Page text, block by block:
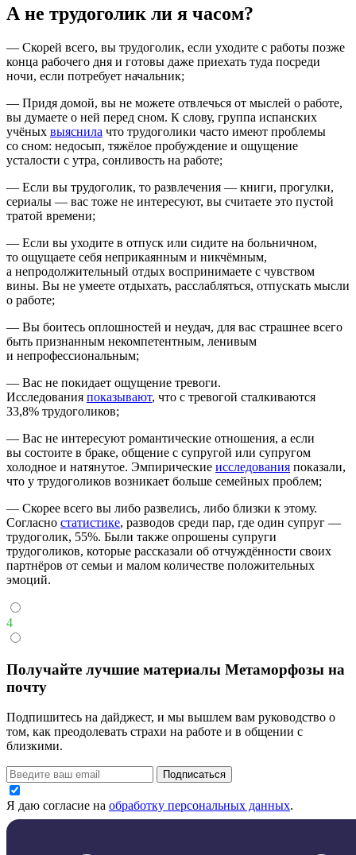
А не трудоголик ли я часом?
— Скорей всего, вы трудоголик, если уходите с работы позже
конца рабочего дня и готовы даже приехать туда посреди
ночи, если потребует начальник;
— Придя домой, вы не можете отвлечься от мыслей о работе,
вы думаете о ней перед сном. К слову, группа испанских
учёных выяснила что трудоголики часто имеют проблемы
со сном: недосып, тяжёлое пробуждение и ощущение
усталости с утра, сонливость на работе;
— Если вы трудоголик, то развлечения — книги, прогулки,
сериалы — вас тоже не интересуют, вы считаете это пустой
тратой времени;
— Если вы уходите в отпуск или сидите на больничном,
то ощущаете себя неприкаянным и никчёмным,
а непродолжительный отдых воспринимаете с чувством
вины. Вы не умеете отдыхать, расслабляться, отпускать мысли
о работе;
— Вы боитесь оплошностей и неудач, для вас страшнее всего
быть признанным некомпетентным, ленивым
и непрофессиональным;
— Вас не покидает ощущение тревоги.
Исследования показывают, что с тревогой сталкиваются
33,8% трудоголиков;
— Вас не интересуют романтические отношения, а если
вы состоите в браке, общение с супругой или супругом
холодное и натянутое. Эмпирические исследования показали,
что у трудоголиков возникает больше семейных проблем;
— Скорее всего вы либо развелись, либо близки к этому.
Согласно статистике, разводов среди пар, где один супруг —
трудоголик, 55%. Были также опрошены супруги
трудоголиков, которые рассказали об отчуждённости своих
партнёров от семьи и малом количестве положительных
эмоций.
4
Получайте лучшие материалы Метаморфозы на
почту
Подпишитесь на дайджест, и мы вышлем вам руководство о
том, как преодолевать страхи на работе и в общении с
близкими.
Подписаться
Я даю согласие на обработку персональных данных.